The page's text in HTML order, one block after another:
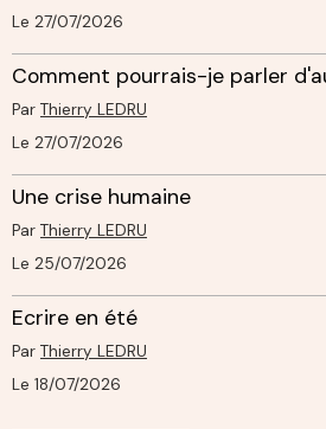
Le 27/07/2026
Comment pourrais-je parler
Par Thierry LEDRU
Le 27/07/2026
Une crise humaine
Par Thierry LEDRU
Le 25/07/2026
Ecrire en été
Par Thierry LEDRU
Le 18/07/2026